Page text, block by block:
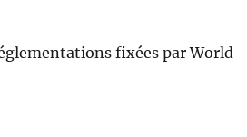
fixées par World